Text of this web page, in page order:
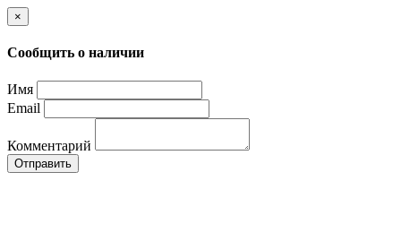
×
Сообщить о наличии
Имя
Email
Комментарий
Отправить